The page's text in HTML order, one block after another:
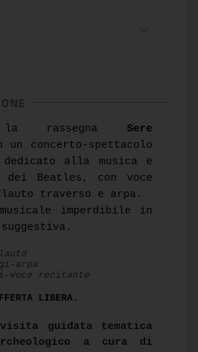
apertura
la rassegna Sere
un concerto-spettacolo
dedicato alla musica e
Beatles, con voce
traverso e arpa.
imperdibile in
arpa
voce recitante
LIBERA.
guidata tematica
a cura di